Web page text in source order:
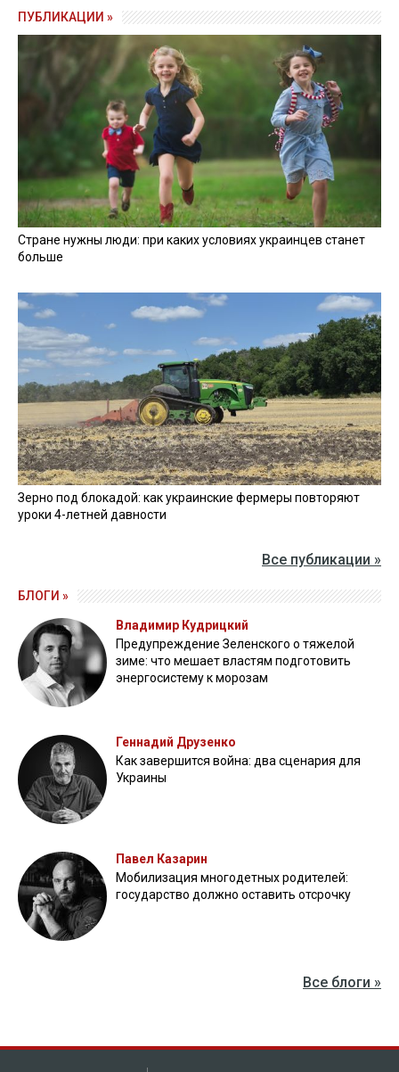
ПУБЛИКАЦИИ »
Стране нужны люди: при каких условиях украинцев станет
больше
Зерно под блокадой: как украинские фермеры повторяют
уроки 4-летней давности
Все публикации »
БЛОГИ »
Владимир Кудрицкий
Предупреждение Зеленского о тяжелой
зиме: что мешает властям подготовить
энергосистему к морозам
Геннадий Друзенко
Как завершится война: два сценария для
Украины
Павел Казарин
Мобилизация многодетных родителей:
государство должно оставить отсрочку
Все блоги »